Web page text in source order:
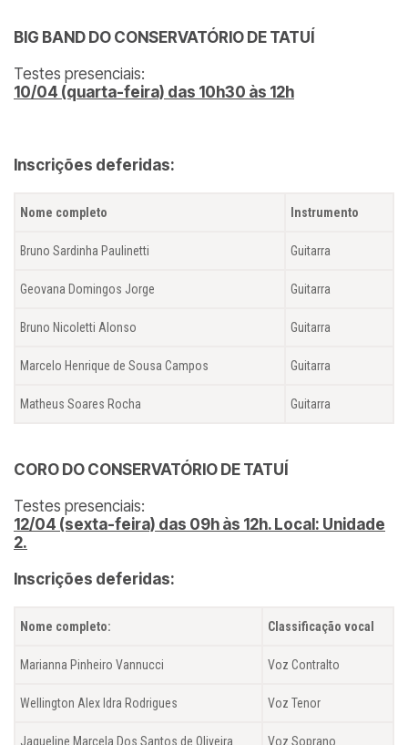
BIG BAND DO CONSERVATÓRIO DE TATUÍ
Testes presenciais:
10/04 (quarta-feira) das 10h30 às 12h
Inscrições deferidas:
Nome completo Instrumento
Bruno Sardinha Paulinetti Guitarra
Geovana Domingos Jorge Guitarra
Bruno Nicoletti Alonso Guitarra
Marcelo Henrique de Sousa Campos Guitarra
Matheus Soares Rocha Guitarra
CORO DO CONSERVATÓRIO DE TATUÍ
Testes presenciais:
12/04 (sexta-feira) das 09h às 12h. Local: Unidade
2.
Inscrições deferidas:
Nome completo: Classificação vocal
Marianna Pinheiro Vannucci Voz Contralto
Wellington Alex Idra Rodrigues Voz Tenor
Jaqueline Marcela Dos Santos de Oliveira Voz Soprano